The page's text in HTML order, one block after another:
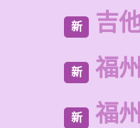
新 吉
新 福
新 福